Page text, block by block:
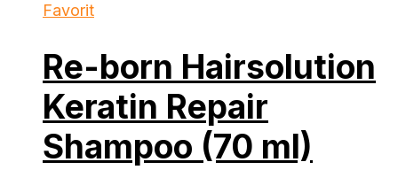
Favorit
Re-born Hairsolution
Keratin Repair
Shampoo (70 ml)